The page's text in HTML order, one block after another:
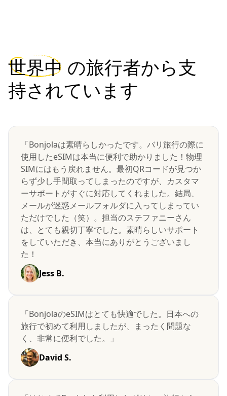
世界中 の旅行者から支
持されています
「Bonjolaは素晴らしかったです。バリ旅行の際に
使用したeSIMは本当に便利で助かりました！物理
SIMにはもう戻れません。最初QRコードが見つか
らず少し手間取ってしまったのですが、カスタマ
ーサポートがすぐに対応してくれました。結局、
メールが迷惑メールフォルダに入ってしまってい
ただけでした（笑）。担当のステファニーさん
は、とても親切丁寧でした。素晴らしいサポート
をしていただき、本当にありがとうございまし
た！
Jess B.
「BonjolaのeSIMはとても快適でした。日本への
旅行で初めて利用しましたが、まったく問題な
く、非常に便利でした。」
David S.